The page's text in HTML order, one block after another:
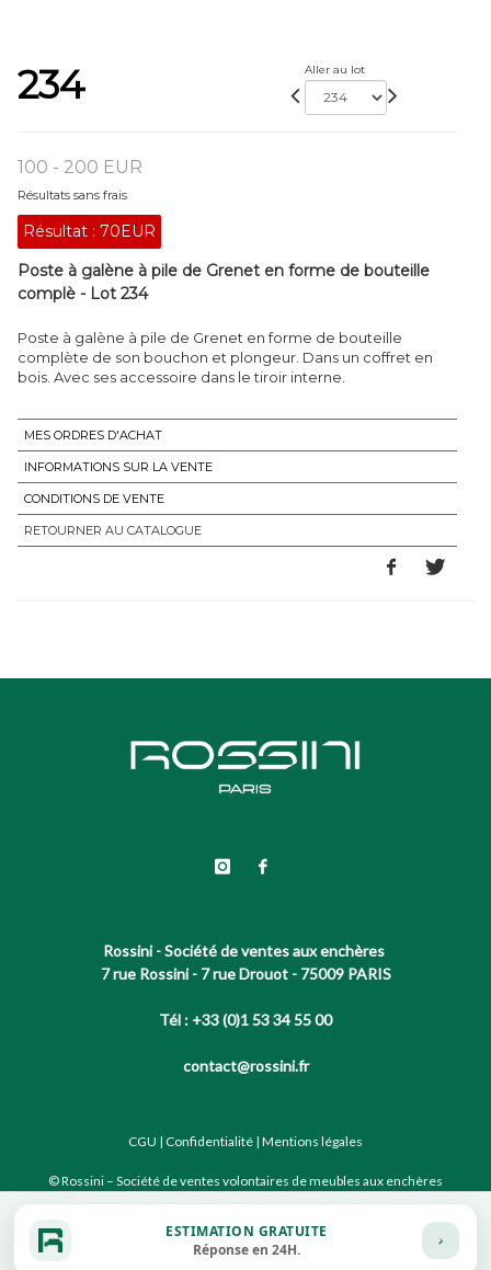
234 Aller au lot
100 - 200 EUR
Résultats sans frais
Résultat : 70EUR
Poste à galène à pile de Grenet en forme de bouteille
complè - Lot 234
Poste à galène à pile de Grenet en forme de bouteille
complète de son bouchon et plongeur. Dans un coffret en
bois. Avec ses accessoire dans le tiroir interne.
MES ORDRES D'ACHAT
INFORMATIONS SUR LA VENTE
CONDITIONS DE VENTE
RETOURNER AU CATALOGUE
Rossini - Société de ventes aux enchères
7 rue Rossini - 7 rue Drouot - 75009 PARIS
Tél : +33 (0)1 53 34 55 00
contact@rossini.fr
CGU | Confidentialité | Mentions légales
© Rossini – Société de ventes volontaires de meubles aux enchères
Site conçu par notre partenaire
ESTIMATION GRATUITE
Réponse en 24H.